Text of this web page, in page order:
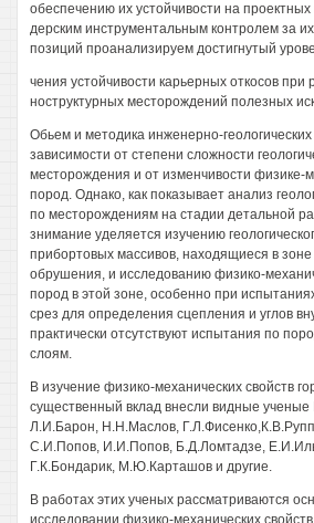
обеспечению их устойчивости на
дерским инструментальным контролем за
позиций проанализируем достигнутый
чения устойчивости карьерных откосов при
ноструктурных месторождений полезных
Обьем и методика инженерно-
зависимости от степени сложности
месторождения и от изменчивости физике-
пород. Однако, как показывает анализ
по месторождениям на стадии детальной
знимание уделяется изучению
прибортовых массивов, находящиеся в
обрушения, и исследованию физико-
пород в этой зоне, особенно при
срез для определения сцепления и углов
практически отсутствуют испытания по
слоям.
В изучение физико-механических свойств
существенный вклад внесли видные
Л.И.Барон, Н.Н.Маслов,
С.И.Попов, И.И.Попов, Б.Д.Ломтадзе,
Г.К.Бондарик, М.Ю.Карташов и другие.
В работах этих ученых рассматриваются
исследовании физико-механических